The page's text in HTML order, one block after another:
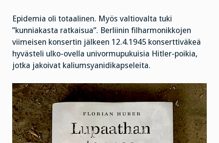
Epidemia oli totaalinen. Myös valtiovalta tuki
”kunniakasta ratkaisua”. Berliinin filharmonikkojen
viimeisen konsertin jälkeen 12.4.1945 konserttiväkeä
hyvästeli ulko-ovella univormupukuisia Hitler-poikia,
jotka jakoivat kaliumsyanidikapseleita.